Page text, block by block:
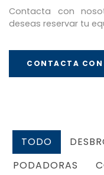
Contacta con
deseas reservar tu
CONTACTA CON
TODO
PODADORAS